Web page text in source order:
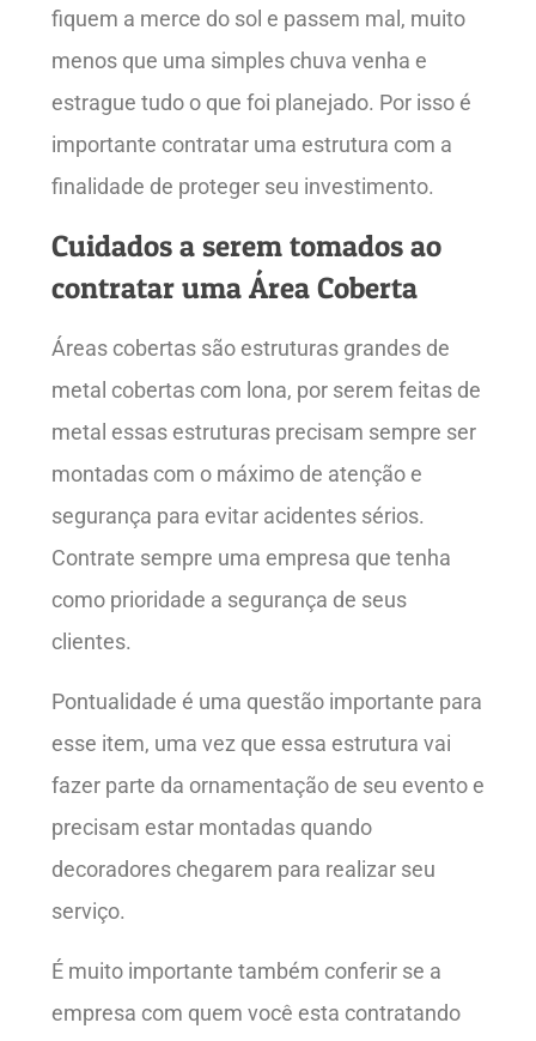
fiquem a merce do sol e passem mal, muito
menos que uma simples chuva venha e
estrague tudo o que foi planejado. Por isso é
importante contratar uma estrutura com a
finalidade de proteger seu investimento.
Cuidados a serem tomados ao
contratar uma Área Coberta
Áreas cobertas são estruturas grandes de
metal cobertas com lona, por serem feitas de
metal essas estruturas precisam sempre ser
montadas com o máximo de atenção e
segurança para evitar acidentes sérios.
Contrate sempre uma empresa que tenha
como prioridade a segurança de seus
clientes.
Pontualidade é uma questão importante para
esse item, uma vez que essa estrutura vai
fazer parte da ornamentação de seu evento e
precisam estar montadas quando
decoradores chegarem para realizar seu
serviço.
É muito importante também conferir se a
empresa com quem você esta contratando